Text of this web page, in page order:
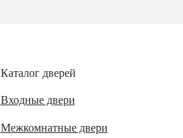
Каталог дверей
Входные двери
Межкомнатные двери